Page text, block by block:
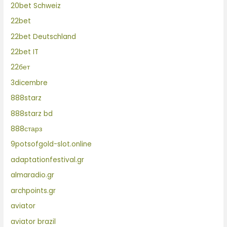
20bet Schweiz
22bet
22bet Deutschland
22bet IT
22бет
3dicembre
888starz
888starz bd
888старз
9potsofgold-slot.online
adaptationfestival.gr
almaradio.gr
archpoints.gr
aviator
aviator brazil